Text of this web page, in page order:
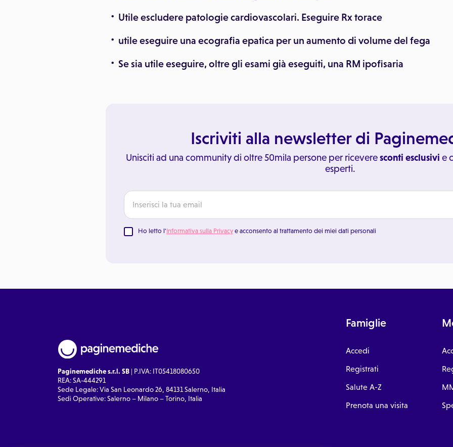
Utile escludere patologie cardiovascolari. Eseguire Rx torace
utile eseguire una ecografia epatica per un aumento di volume del fega
Se sia utile eseguire, oltre gli esami già eseguiti, una RM ipofisaria
Iscriviti alla newsletter di
Unisciti ad una community di oltre 50mila persone per riceveresconti esclusivi e
esperti.
Ho letto l'Informativa sulla Privacy e acconsento al trattamento dei miei dati personali
Paginemediche s.r.l. SB | P.IVA: IT05418080650
REA: SA-444291
Sede Legale: Via San Leonardo 26, 84131 Salerno, Italia
Sedi Operative: Salerno – Milano – Torino, Italia
Famiglie
Accedi
Registrati
Salute A-Z
Prenota una visita